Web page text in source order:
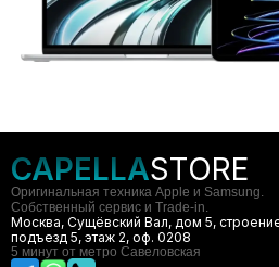
CAPELLASTORE
Оригинальная техника Apple и Samsung.
Собственный сервис и Trade-in.
Москва, Сущёвский Вал, дом 5,
подъезд 5, этаж 2, оф. 0208
5 минут от метро Савеловская